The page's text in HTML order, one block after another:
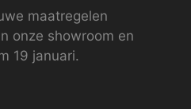
maatregelen
onze showroom en
19 januari.